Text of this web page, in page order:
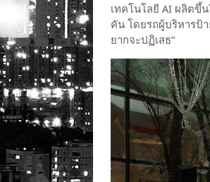
เทคโนโลยี AI ผลิตขึ้
คัน โดยรถผู้บริหารป้
ยากจะปฏิเสธ”